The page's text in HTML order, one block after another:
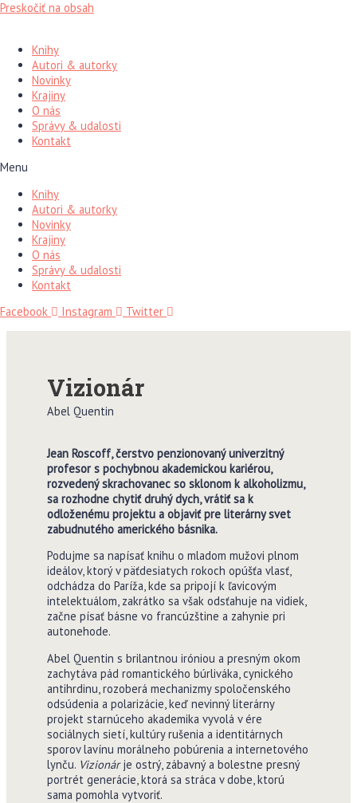
Preskočiť na obsah
Knihy
Autori & autorky
Novinky
Krajiny
O nás
Správy & udalosti
Kontakt
Menu
Knihy
Autori & autorky
Novinky
Krajiny
O nás
Správy & udalosti
Kontakt
Facebook
Instagram Twitter
Vizionár
Abel Quentin
Jean Roscoff, čerstvo penzionovaný univerzitný
profesor s pochybnou akademickou kariérou,
rozvedený skrachovanec so sklonom k alkoholizmu,
sa rozhodne chytiť druhý dych, vrátiť sa k
odloženému projektu a objaviť pre literárny svet
zabudnutého amerického básnika.
Podujme sa napísať knihu o mladom mužovi plnom
ideálov, ktorý v päťdesiatych rokoch opúšťa vlasť,
odchádza do Paríža, kde sa pripojí k ľavicovým
intelektuálom, zakrátko sa však odsťahuje na vidiek,
začne písať básne vo francúzštine a zahynie pri
autonehode.
Abel Quentin s brilantnou iróniou a presným okom
zachytáva pád romantického búrliváka, cynického
antihrdinu, rozoberá mechanizmy spoločenského
odsúdenia a polarizácie, keď nevinný literárny
projekt starnúceho akademika vyvolá v ére
sociálnych sietí, kultúry rušenia a identitárnych
sporov lavínu morálneho pobúrenia a internetového
lynču. Vizionárje ostrý, zábavný a bolestne presný
portrét generácie, ktorá sa stráca v dobe, ktorú
sama pomohla vytvoriť.